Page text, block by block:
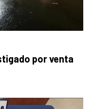
por venta